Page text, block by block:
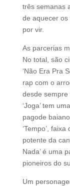
três semanas
de aquecer
por vir.
As parcerias
No total, são
‘Não Era Pra
rap com o
desde sempre
‘Joga’ tem
pagode
‘Tempo’,
potente da
Nada’ é uma
pioneiros do
Um